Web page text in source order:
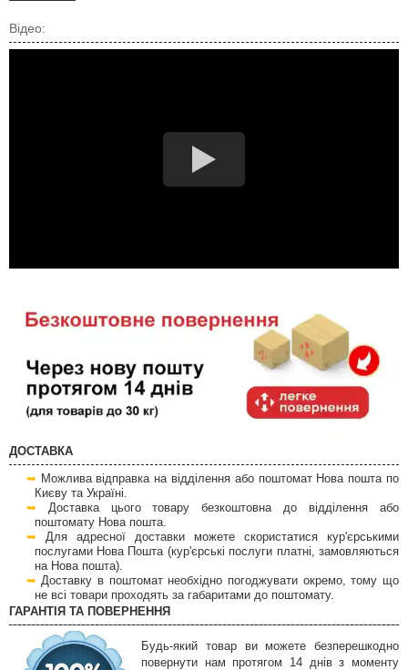
Відео:
ДОСТАВКА
Можлива відправка на відділення або поштомат Нова пошта по
Києву та Україні.
Доставка цього товару безкоштовна до відділення або
поштомату Нова пошта.
Для адресної доставки можете скористатися кур'єрськими
послугами Нова Пошта (кур'єрські послуги платні, замовляються
на Нова пошта).
Доставку в поштомат необхідно погоджувати окремо, тому що
не всі товари проходять за габаритами до поштомату.
ГАРАНТІЯ ТА ПОВЕРНЕННЯ
Будь-який товар ви можете безперешкодно
повернути нам протягом 14 днів з моменту